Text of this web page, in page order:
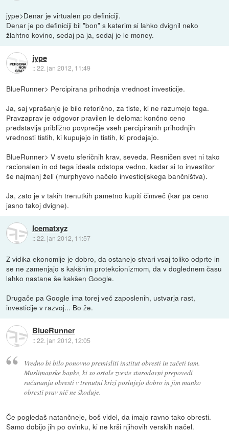
jype>Denar je virtualen po definiciji.
Denar je po definiciji bil "bon" s katerim si lahko dvignil neko
žlahtno kovino, sedaj pa ja, sedaj je le money.
jype
::22. jan 2012, 11:49
BlueRunner> Percipirana prihodnja vrednost investicije.
Ja, saj vprašanje je bilo retorično, za tiste, ki ne razumejo tega.
Pravzaprav je odgovor pravilen le deloma: končno ceno
predstavlja približno povprečje vseh percipiranih prihodnjih
vrednosti tistih, ki kupujejo in tistih, ki prodajajo.
BlueRunner> V svetu sferičnih krav, seveda. Resničen svet ni tako
racionalen in od tega ideala odstopa vedno, kadar si to investitor
še najmanj želi (murphyevo načelo investicijskega bančništva).
Ja, zato je v takih trenutkih pametno kupiti čimveč (kar pa ceno
jasno takoj dvigne).
Icematxyz
::22. jan 2012, 11:57
Z vidika ekonomije je dobro, da ostanejo stvari vsaj toliko odprte in
se ne zamenjajo s kakšnim protekcionizmom, da v doglednem času
lahko nastane še kakšen Google.
Drugače pa Google ima torej več zaposlenih, ustvarja rast,
investicije v razvoj... Bo že.
BlueRunner
::22. jan 2012, 12:05
Vredno bi bilo ponovno premisliti institut obresti in začeti tam.
Muslimanske banke, ki so ostale zveste starodavni prepovedi
računanja obresti v trenutni krizi poslujejo dobro in jim manko
obresti prav nič ne škoduje.
Če pogledaš natančneje, boš videl, da imajo ravno tako obresti.
Samo dobijo jih po ovinku, ki ne krši njihovih verskih načel.